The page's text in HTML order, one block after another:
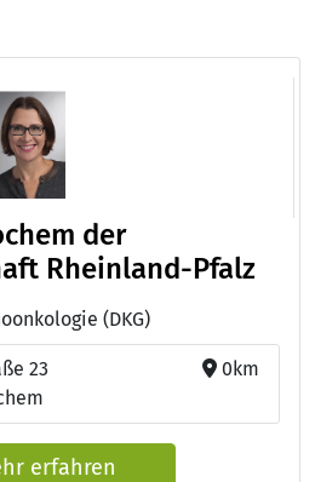
der
Rheinland-Pfalz
(DKG)
23
0km
erfahren